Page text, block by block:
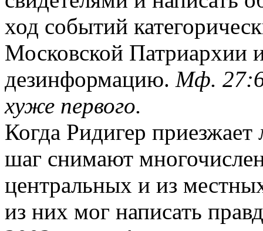
ход событий
Московской Патриархии
дезинформацию. Мф.
хуже первого.
Когда Ридигер
шаг снимают
центральных и из
из них мог написать